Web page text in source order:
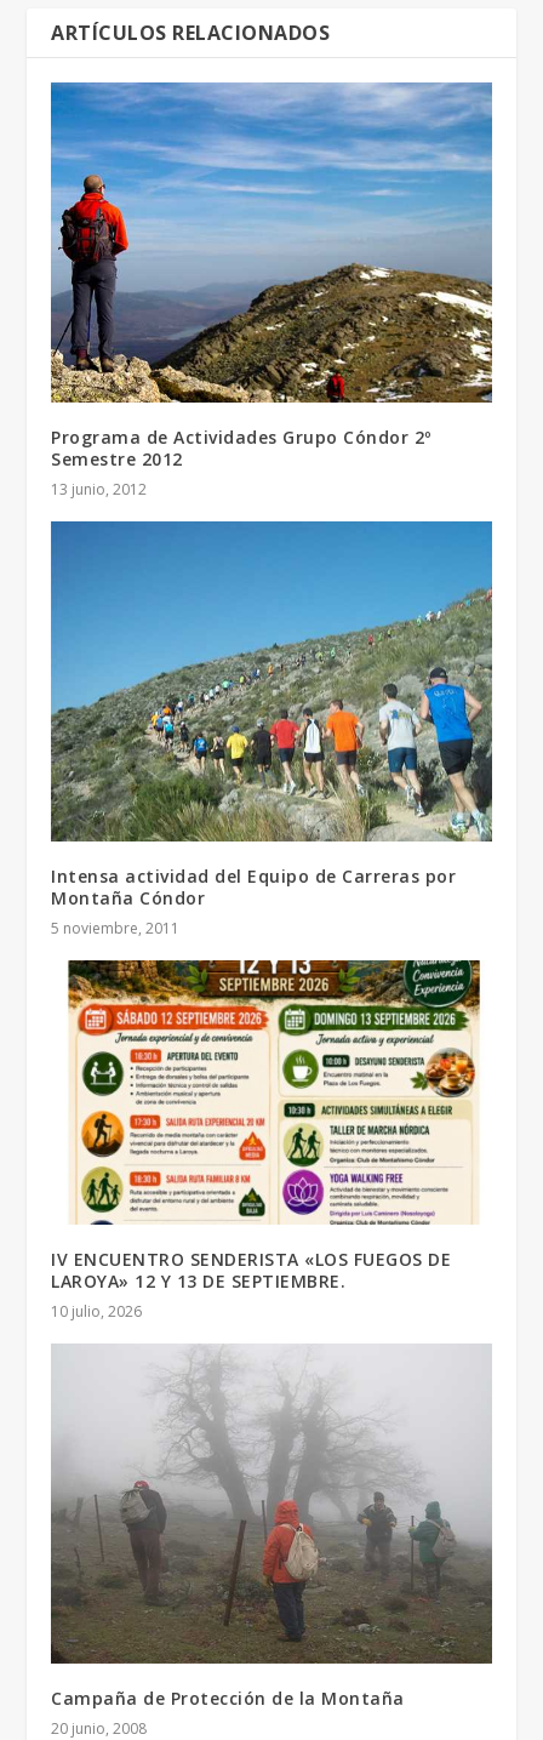
ARTÍCULOS RELACIONADOS
Programa de Actividades Grupo Cóndor 2º
Semestre 2012
13 junio, 2012
Intensa actividad del Equipo de Carreras por
Montaña Cóndor
5 noviembre, 2011
IV ENCUENTRO SENDERISTA «LOS FUEGOS DE
LAROYA» 12 Y 13 DE SEPTIEMBRE.
10 julio, 2026
Campaña de Protección de la Montaña
20 junio, 2008